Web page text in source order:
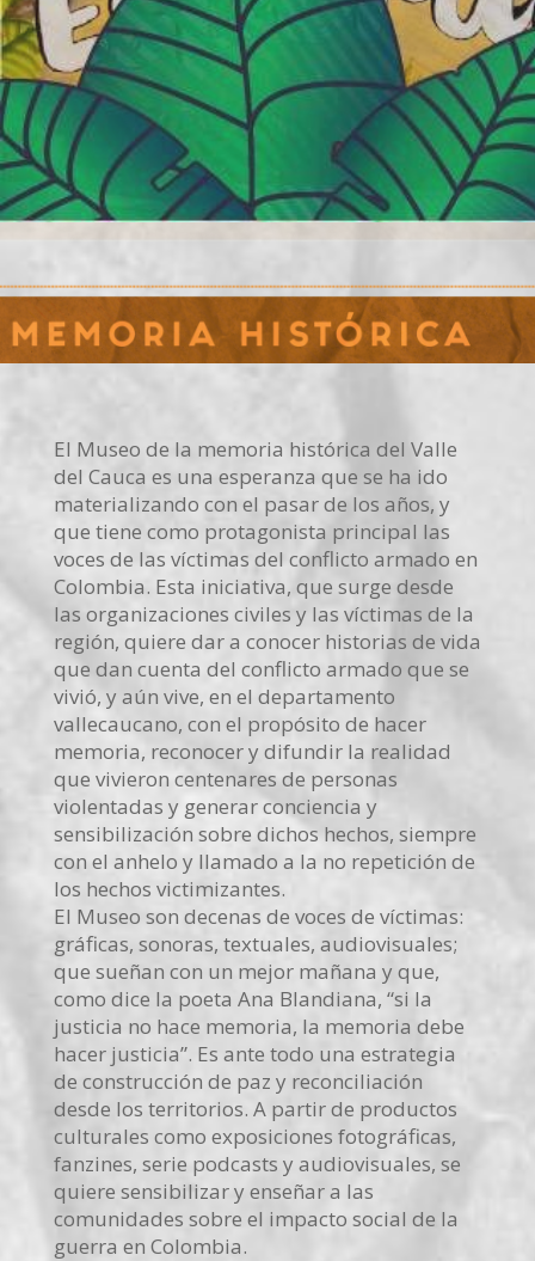
El Museo de la memoria histórica del Valle
del Cauca es una esperanza que se ha ido
materializando con el pasar de los años, y
que tiene como protagonista principal las
voces de las víctimas del conflicto armado en
Colombia. Esta iniciativa, que surge desde
las organizaciones civiles y las víctimas de la
región, quiere dar a conocer historias de vida
que dan cuenta del conflicto armado que se
vivió, y aún vive, en el departamento
vallecaucano, con el propósito de hacer
memoria, reconocer y difundir la realidad
que vivieron centenares de personas
violentadas y generar conciencia y
sensibilización sobre dichos hechos, siempre
con el anhelo y llamado a la no repetición de
los hechos victimizantes.
El Museo son decenas de voces de víctimas:
gráficas, sonoras, textuales, audiovisuales;
que sueñan con un mejor mañana y que,
como dice la poeta Ana Blandiana, “si la
justicia no hace memoria, la memoria debe
hacer justicia”. Es ante todo una estrategia
de construcción de paz y reconciliación
desde los territorios. A partir de productos
culturales como exposiciones fotográficas,
fanzines, serie podcasts y audiovisuales, se
quiere sensibilizar y enseñar a las
comunidades sobre el impacto social de la
guerra en Colombia.